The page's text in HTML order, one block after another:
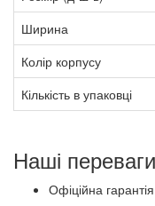
Ширина
Колір корпусу
Кількість в упаковці
Наші переваги
Офіційна